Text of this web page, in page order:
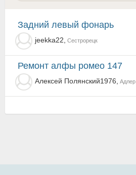
Задний левый фонарь
jeekka22, Сестрорецк
ремонт алфы ромео 147
Алексей Полянский1976, Адлер